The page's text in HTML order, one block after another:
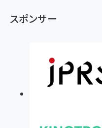
スポンサー